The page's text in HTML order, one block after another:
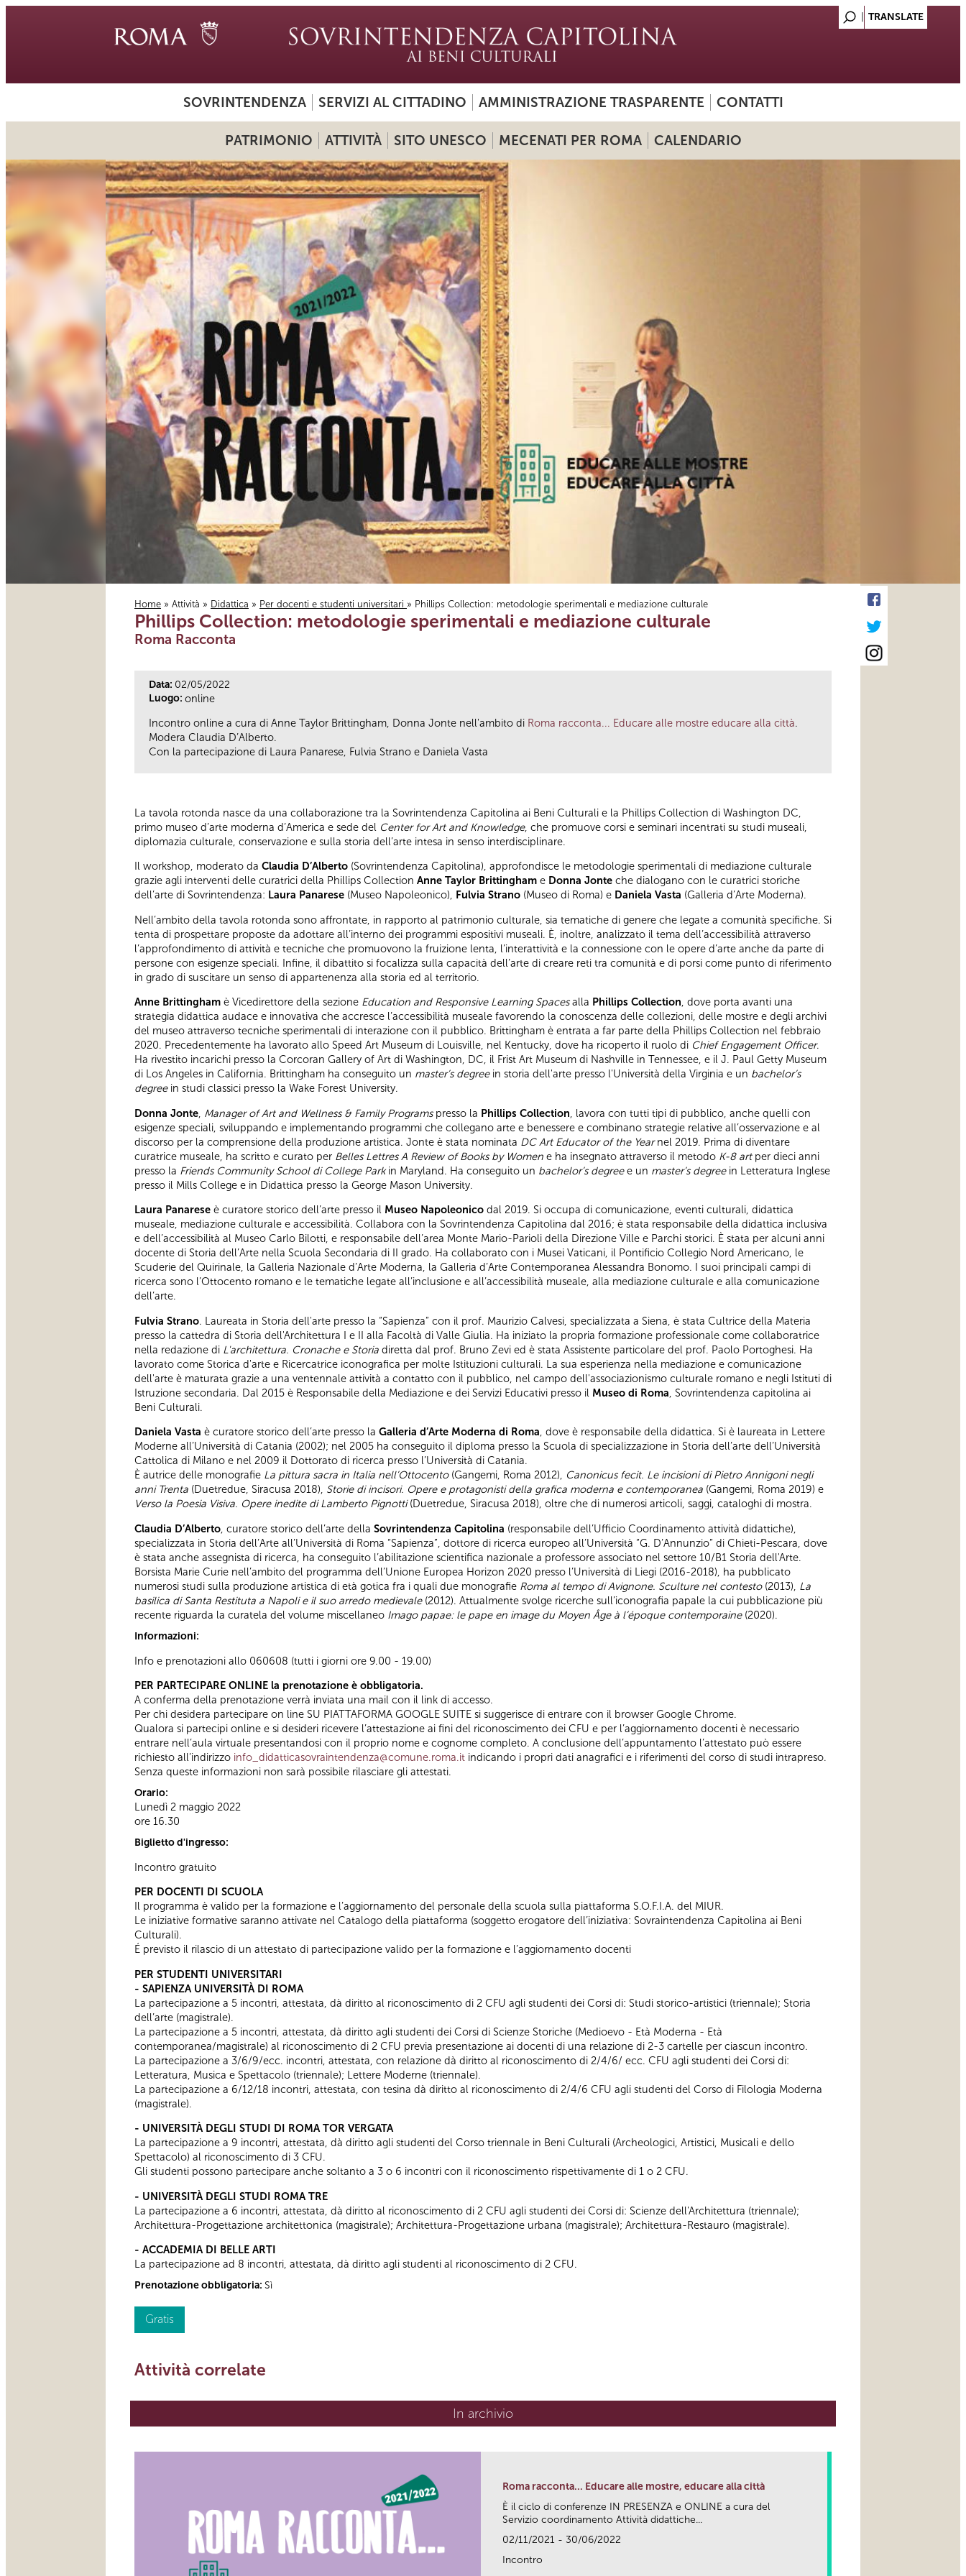
SOVRINTENDENZA SERVIZI AL CITTADINO AMMINISTRAZIONE TRASPARENTE CONTATTI
PATRIMONIO ATTIVITÀ SITO UNESCO MECENATI PER ROMA CALENDARIO
Tu sei qui
Home » Attività » Didattica » Per docenti e studenti universitari » Phillips Collection: metodologie sperimentali e mediazione culturale
Phillips Collection: metodologie sperimentali e mediazione culturale
Roma Racconta
Data: 02/05/2022
Luogo: online
Incontro online a cura di Anne Taylor Brittingham, Donna Jonte nell'ambito di Roma racconta... Educare alle mostre educare alla città.
Modera Claudia D’Alberto.
Con la partecipazione di Laura Panarese, Fulvia Strano e Daniela Vasta
La tavola rotonda nasce da una collaborazione tra la Sovrintendenza Capitolina ai Beni Culturali e la Phillips Collection di Washington DC,
primo museo d’arte moderna d’America e sede del Center for Art and Knowledge, che promuove corsi e seminari incentrati su studi museali,
diplomazia culturale, conservazione e sulla storia dell’arte intesa in senso interdisciplinare.
Il workshop, moderato da Claudia D’Alberto (Sovrintendenza Capitolina), approfondisce le metodologie sperimentali di mediazione culturale
grazie agli interventi delle curatrici della Phillips Collection Anne Taylor Brittingham e Donna Jonte che dialogano con le curatrici storiche
dell’arte di Sovrintendenza: Laura Panarese (Museo Napoleonico), Fulvia Strano (Museo di Roma) e Daniela Vasta (Galleria d’Arte Moderna).
Nell’ambito della tavola rotonda sono affrontate, in rapporto al patrimonio culturale, sia tematiche di genere che legate a comunità specifiche. Si
tenta di prospettare proposte da adottare all’interno dei programmi espositivi museali. È, inoltre, analizzato il tema dell’accessibilità attraverso
l’approfondimento di attività e tecniche che promuovono la fruizione lenta, l’interattività e la connessione con le opere d’arte anche da parte di
persone con esigenze speciali. Infine, il dibattito si focalizza sulla capacità dell’arte di creare reti tra comunità e di porsi come punto di riferimento
in grado di suscitare un senso di appartenenza alla storia ed al territorio.
Anne Brittingham è Vicedirettore della sezione Education and Responsive Learning Spacesalla Phillips Collection, dove porta avanti una
strategia didattica audace e innovativa che accresce l’accessibilità museale favorendo la conoscenza delle collezioni, delle mostre e degli archivi
del museo attraverso tecniche sperimentali di interazione con il pubblico. Brittingham è entrata a far parte della Phillips Collection nel febbraio
2020. Precedentemente ha lavorato allo Speed Art Museum di Louisville, nel Kentucky, dove ha ricoperto il ruolo di Chief Engagement Officer.
Ha rivestito incarichi presso la Corcoran Gallery of Art di Washington, DC, il Frist Art Museum di Nashville in Tennessee, e il J. Paul Getty Museum
di Los Angeles in California. Brittingham ha conseguito un master’s degreein storia dell'arte presso l'Università della Virginia e un bachelor’s
degreein studi classici presso la Wake Forest University.
Donna Jonte, Manager of Art and Wellness & Family Programspresso la Phillips Collection, lavora con tutti tipi di pubblico, anche quelli con
esigenze speciali, sviluppando e implementando programmi che collegano arte e benessere e combinano strategie relative all’osservazione e al
discorso per la comprensione della produzione artistica. Jonte è stata nominata DC Art Educator of the Yearnel 2019. Prima di diventare
curatrice museale, ha scritto e curato per Belles Lettres A Review of Books by Women e ha insegnato attraverso il metodo K-8 artper dieci anni
presso la Friends Community School di College Parkin Maryland. Ha conseguito un bachelor’s degreee un master’s degreein Letteratura Inglese
presso il Mills College e in Didattica presso la George Mason University.
Laura Panarese è curatore storico dell’arte presso il Museo Napoleonico dal 2019. Si occupa di comunicazione, eventi culturali, didattica
museale, mediazione culturale e accessibilità. Collabora con la Sovrintendenza Capitolina dal 2016; è stata responsabile della didattica inclusiva
e dell’accessibilità al Museo Carlo Bilotti, e responsabile dell’area Monte Mario-Parioli della Direzione Ville e Parchi storici. È stata per alcuni anni
docente di Storia dell’Arte nella Scuola Secondaria di II grado. Ha collaborato con i Musei Vaticani, il Pontificio Collegio Nord Americano, le
Scuderie del Quirinale, la Galleria Nazionale d’Arte Moderna, la Galleria d’Arte Contemporanea Alessandra Bonomo. I suoi principali campi di
ricerca sono l’Ottocento romano e le tematiche legate all’inclusione e all’accessibilità museale, alla mediazione culturale e alla comunicazione
dell’arte.
Fulvia Strano. Laureata in Storia dell'arte presso la “Sapienza” con il prof. Maurizio Calvesi, specializzata a Siena, è stata Cultrice della Materia
presso la cattedra di Storia dell'Architettura I e II alla Facoltà di Valle Giulia. Ha iniziato la propria formazione professionale come collaboratrice
nella redazione di L'architettura. Cronache e Storia diretta dal prof. Bruno Zevi ed è stata Assistente particolare del prof. Paolo Portoghesi. Ha
lavorato come Storica d'arte e Ricercatrice iconografica per molte Istituzioni culturali. La sua esperienza nella mediazione e comunicazione
dell'arte è maturata grazie a una ventennale attività a contatto con il pubblico, nel campo dell'associazionismo culturale romano e negli Istituti di
Istruzione secondaria. Dal 2015 è Responsabile della Mediazione e dei Servizi Educativi presso il Museo di Roma, Sovrintendenza capitolina ai
Beni Culturali.
Daniela Vasta è curatore storico dell’arte presso la Galleria d’Arte Moderna di Roma, dove è responsabile della didattica. Si è laureata in Lettere
Moderne all’Università di Catania (2002); nel 2005 ha conseguito il diploma presso la Scuola di specializzazione in Storia dell’arte dell’Università
Cattolica di Milano e nel 2009 il Dottorato di ricerca presso l’Università di Catania.
È autrice delle monografie La pittura sacra in Italia nell’Ottocento(Gangemi, Roma 2012), Canonicus fecit. Le incisioni di Pietro Annigoni negli
anni Trenta (Duetredue, Siracusa 2018), Storie di incisori. Opere e protagonisti della grafica moderna e contemporanea (Gangemi, Roma 2019) e
Verso la Poesia Visiva. Opere inedite di Lamberto Pignotti(Duetredue, Siracusa 2018), oltre che di numerosi articoli, saggi, cataloghi di mostra.
Claudia D’Alberto, curatore storico dell’arte della Sovrintendenza Capitolina (responsabile dell’Ufficio Coordinamento attività didattiche),
specializzata in Storia dell’Arte all’Università di Roma “Sapienza”, dottore di ricerca europeo all’Università “G. D’Annunzio” di Chieti-Pescara, dove
è stata anche assegnista di ricerca, ha conseguito l’abilitazione scientifica nazionale a professore associato nel settore 10/B1 Storia dell'Arte.
Borsista Marie Curie nell’ambito del programma dell’Unione Europea Horizon 2020 presso l’Università di Liegi (2016-2018), ha pubblicato
numerosi studi sulla produzione artistica di età gotica fra i quali due monografie Roma al tempo di Avignone. Sculture nel contesto(2013), La
basilica di Santa Restituta a Napoli e il suo arredo medievale(2012). Attualmente svolge ricerche sull’iconografia papale la cui pubblicazione più
recente riguarda la curatela del volume miscellaneo Imago papae: le pape en image du Moyen Âge à l’époque contemporaine(2020).
Informazioni:
Info e prenotazioni allo 060608 (tutti i giorni ore 9.00 - 19.00)
PER PARTECIPARE ONLINE la prenotazione è obbligatoria.
A conferma della prenotazione verrà inviata una mail con il link di accesso.
Per chi desidera partecipare on line SU PIATTAFORMA GOOGLE SUITE si suggerisce di entrare con il browser Google Chrome.
Qualora si partecipi online e si desideri ricevere l’attestazione ai fini del riconoscimento dei CFU e per l’aggiornamento docenti è necessario
entrare nell’aula virtuale presentandosi con il proprio nome e cognome completo. A conclusione dell’appuntamento l’attestato può essere
richiesto all’indirizzo info_didatticasovraintendenza@comune.roma.it indicando i propri dati anagrafici e i riferimenti del corso di studi intrapreso.
Senza queste informazioni non sarà possibile rilasciare gli attestati.
Orario:
Lunedì 2 maggio 2022
ore 16.30
Biglietto d'ingresso:
Incontro gratuito
PER DOCENTI DI SCUOLA
Il programma è valido per la formazione e l’aggiornamento del personale della scuola sulla piattaforma S.O.F.I.A. del MIUR.
Le iniziative formative saranno attivate nel Catalogo della piattaforma (soggetto erogatore dell’iniziativa: Sovraintendenza Capitolina ai Beni
Culturali).
É previsto il rilascio di un attestato di partecipazione valido per la formazione e l’aggiornamento docenti
PER STUDENTI UNIVERSITARI
- SAPIENZA UNIVERSITÀ DI ROMA
La partecipazione a 5 incontri, attestata, dà diritto al riconoscimento di 2 CFU agli studenti dei Corsi di: Studi storico-artistici (triennale); Storia
dell’arte (magistrale).
La partecipazione a 5 incontri, attestata, dà diritto agli studenti dei Corsi di Scienze Storiche (Medioevo - Età Moderna - Età
contemporanea/magistrale) al riconoscimento di 2 CFU previa presentazione ai docenti di una relazione di 2-3 cartelle per ciascun incontro.
La partecipazione a 3/6/9/ecc. incontri, attestata, con relazione dà diritto al riconoscimento di 2/4/6/ ecc. CFU agli studenti dei Corsi di:
Letteratura, Musica e Spettacolo (triennale); Lettere Moderne (triennale).
La partecipazione a 6/12/18 incontri, attestata, con tesina dà diritto al riconoscimento di 2/4/6 CFU agli studenti del Corso di Filologia Moderna
(magistrale).
- UNIVERSITÀ DEGLI STUDI DI ROMA TOR VERGATA
La partecipazione a 9 incontri, attestata, dà diritto agli studenti del Corso triennale in Beni Culturali (Archeologici, Artistici, Musicali e dello
Spettacolo) al riconoscimento di 3 CFU.
Gli studenti possono partecipare anche soltanto a 3 o 6 incontri con il riconoscimento rispettivamente di 1 o 2 CFU.
- UNIVERSITÀ DEGLI STUDI ROMA TRE
La partecipazione a 6 incontri, attestata, dà diritto al riconoscimento di 2 CFU agli studenti dei Corsi di: Scienze dell'Architettura (triennale);
Architettura-Progettazione architettonica (magistrale); Architettura-Progettazione urbana (magistrale); Architettura-Restauro (magistrale).
- ACCADEMIA DI BELLE ARTI
La partecipazione ad 8 incontri, attestata, dà diritto agli studenti al riconoscimento di 2 CFU.
Prenotazione obbligatoria: Sì
Gratis
Attività correlate
In archivio
Roma racconta... Educare alle mostre, educare alla città
È il ciclo di conferenze IN PRESENZA e ONLINE a cura del
Servizio coordinamento Attività didattiche...
02/11/2021 - 30/06/2022
Incontro